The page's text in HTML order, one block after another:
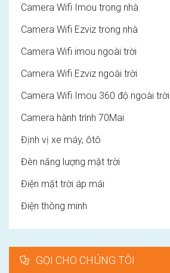
Camera Wifi Imou trong nhà
Camera Wifi Ezviz trong nhà
Camera Wifi imou ngoài trời
Camera Wifi Ezviz ngoài trời
Camera Wifi Imou 360 độ ngoài trời
Camera hành trình 70Mai
Định vị xe máy, ôtô
Đèn năng lượng mặt trời
Điện mặt trời áp mái
Điện thông minh
GỌI CHO CHÚNG TÔI